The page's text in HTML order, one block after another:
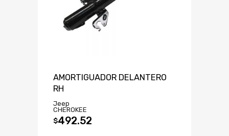
AMORTIGUADOR DELANTERO
RH
Jeep
CHEROKEE
$492.52